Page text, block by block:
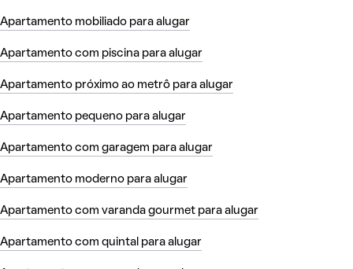
Apartamento mobiliado para alugar
Apartamento com piscina para alugar
Apartamento próximo ao metrô para alugar
Apartamento pequeno para alugar
Apartamento com garagem para alugar
Apartamento moderno para alugar
Apartamento com varanda gourmet para alugar
Apartamento com quintal para alugar